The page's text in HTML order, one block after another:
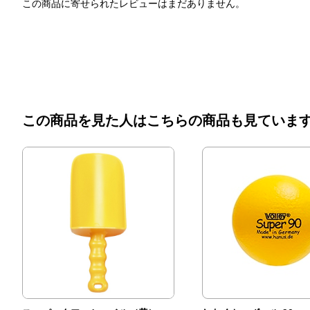
この商品に寄せられたレビューはまだありません。
この商品を見た人はこちらの商品も見ていま